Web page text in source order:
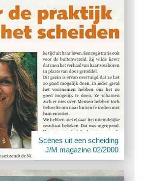
Scènes uit een scheiding
J/M magazine 02/2000